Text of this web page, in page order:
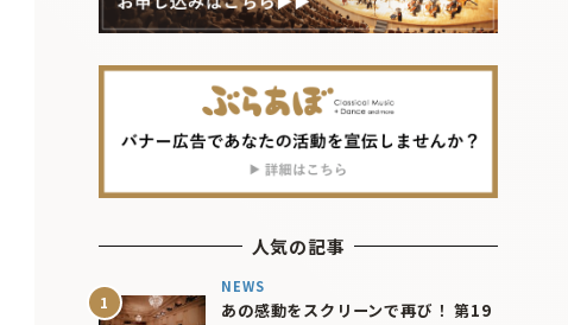
人気の記事
NEWS
あの感動をスクリーンで再び！ 第19